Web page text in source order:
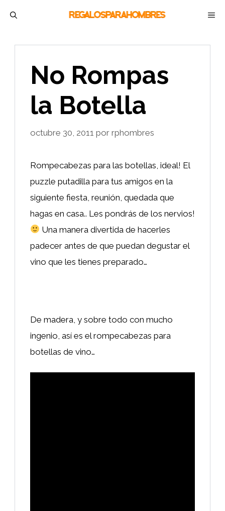
No Rompas
la Botella
octubre 30, 2011 por rphombres
Rompecabezas para las botellas, ideal! El
puzzle putadilla para tus amigos en la
siguiente fiesta, reunión, quedada que
hagas en casa.. Les pondrás de los nervios!
Una manera divertida de hacerles
padecer antes de que puedan degustar el
vino que les tienes preparado…
De madera, y sobre todo con mucho
ingenio, así es el rompecabezas para
botellas de vino…